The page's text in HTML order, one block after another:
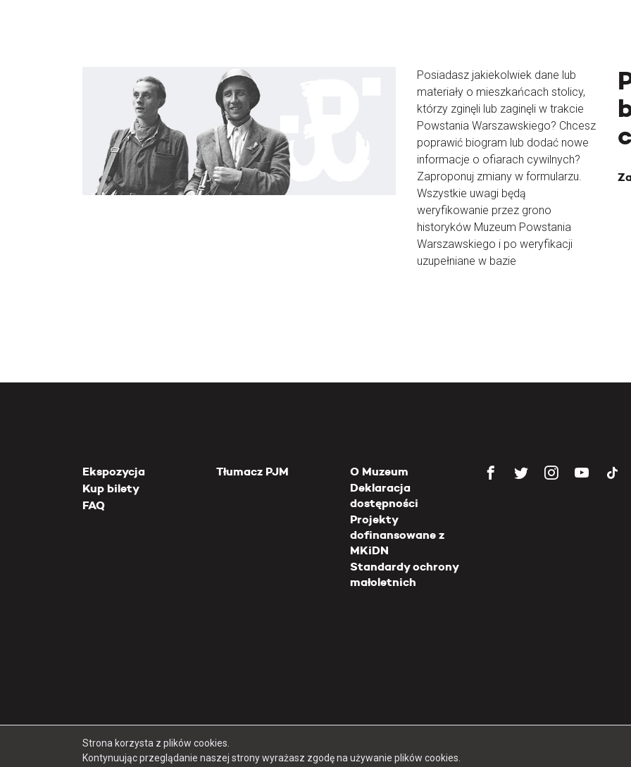
Posiadasz jakiekolwiek dane lub
materiały o mieszkańcach stolicy,
którzy zginęli lub zaginęli w trakcie
Powstania Warszawskiego? Chcesz
poprawić biogram lub dodać nowe
informacje o ofiarach cywilnych?
Zaproponuj zmiany w formularzu.
Wszystkie uwagi będą
weryfikowanie przez grono
historyków Muzeum Powstania
Warszawskiego i po weryfikacji
uzupełniane w bazie
Ekspozycja
Kup bilety
FAQ
Tłumacz PJM
O Muzeum
Deklaracja
dostępności
Projekty
dofinansowane z
MKiDN
Standardy ochrony
małoletnich
Copyright 2026 Muzeum Powstania Warszawskiego
Strona korzysta z plików cookies.
Kontynuując przeglądanie naszej strony wyrażasz zgodę na używanie plików cookies.